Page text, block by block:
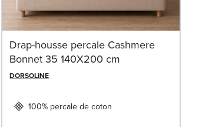
Drap-housse percale Cashmere
Bonnet 35 140X200 cm
DORSOLINE
100% percale de coton